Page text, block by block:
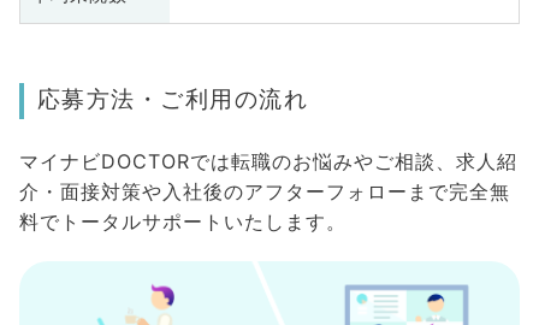
応募方法・ご利用の流れ
マイナビDOCTORでは転職のお悩みやご相談、求人紹
介・面接対策や入社後のアフターフォローまで完全無
料でトータルサポートいたします。